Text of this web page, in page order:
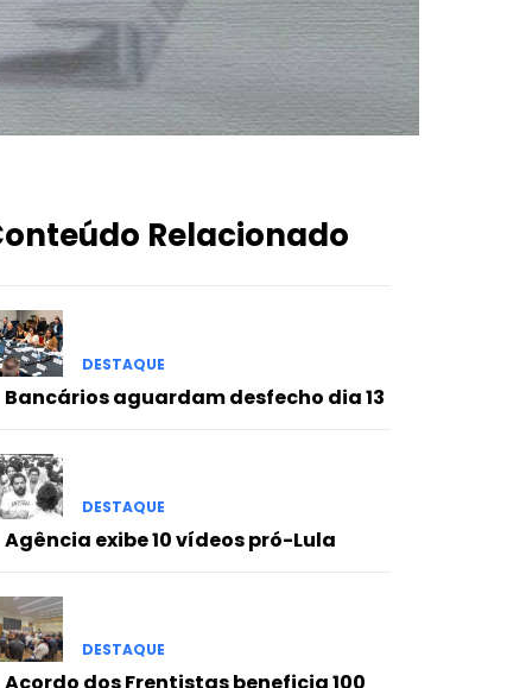
Relacionado
DESTAQUE
Bancários aguardam desfecho dia 13
DESTAQUE
Agência exibe 10 vídeos pró-Lula
DESTAQUE